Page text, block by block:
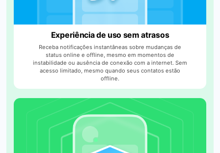
Experiência de uso sem atrasos
Receba notificações instantâneas sobre mudanças de
status online e offline, mesmo em momentos de
instabilidade ou ausência de conexão com a internet. Sem
acesso limitado, mesmo quando seus contatos estão
offline.